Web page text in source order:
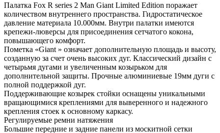
Палатка Fox R series 2 Man Giant Limited Edition поражает
количеством внутреннего пространства. Гидростатическое
давление материала 10.000мм. Внутри палатки имеются
крепежи-люверсы для присоединения сетчатого кокона,
повышающего комфорт.
Пометка «Giant » означает дополнительную площадь и высоту,
созданную за счет очень высоких дуг. Классический дизайн с
четырьмя дугами и увеличенным козырьком для
дополнительной защиты. Прочные алюминиевые 19мм дуги с
полной поддержкой дуг.
Поддерживающие козырек стойки оснащены уникальными
вращающимися креплениями для выверенного и надежного
крепления стоек к основному каркасу.
Регулируемые ремни натяжения
Большие передние и задние панели из москитной сетки